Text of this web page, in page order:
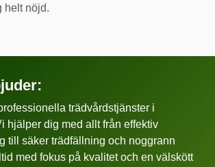
helt nöjd.
trädvårdstjänster i
hjälper dig med allt från effektiv
till säker trädfällning och noggrann
med fokus på kvalitet och en välskött